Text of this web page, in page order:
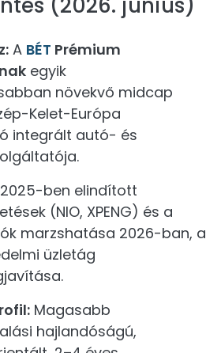
A BÉT Prémium
egyik
növekvő midcap
Kelet-Európa
integrált autó- és
ben elindított
(NIO, XPENG) és a
marzshatása 2026-ban, a
üzletág
Magasabb
hajlandóságú,